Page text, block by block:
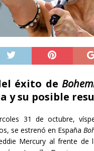
éxito de
y su posible
31 de octubre,
se estrenó en España
Mercury al frente de